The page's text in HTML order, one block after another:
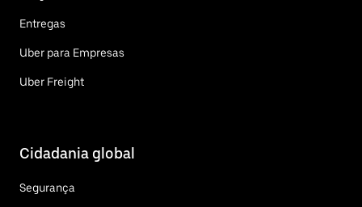
Entregas
Uber para Empresas
Uber Freight
Cidadania global
Segurança